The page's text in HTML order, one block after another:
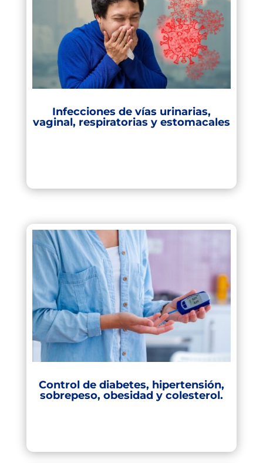
Infecciones de vías urinarias,
vaginal, respiratorias y estomacales
Control de diabetes, hipertensión,
sobrepeso, obesidad y colesterol.